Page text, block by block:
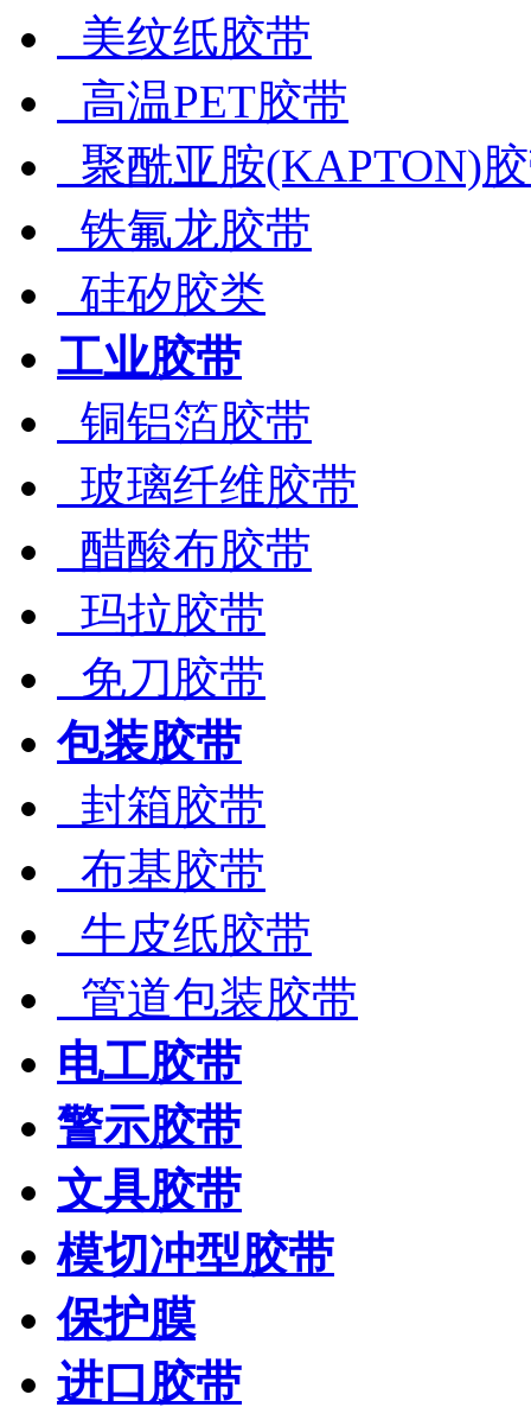
美纹纸胶带
高温PET胶带
聚酰亚胺(KAPTON)
铁氟龙胶带
硅矽胶类
工业胶带
铜铝箔胶带
玻璃纤维胶带
醋酸布胶带
玛拉胶带
免刀胶带
包装胶带
封箱胶带
布基胶带
牛皮纸胶带
管道包装胶带
电工胶带
警示胶带
文具胶带
模切冲型胶带
保护膜
进口胶带